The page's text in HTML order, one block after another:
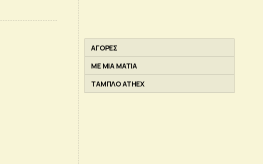
ΑΓΟΡΕΣ
ΜΕ ΜΙΑ ΜΑΤΙΑ
ΤΑΜΠΛΟ ATHEX